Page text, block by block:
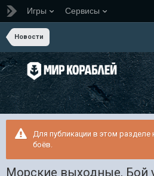
Игры Сервисы
Новости
Для публикации в этом разделе
боёв.
Морские выходные. Бой